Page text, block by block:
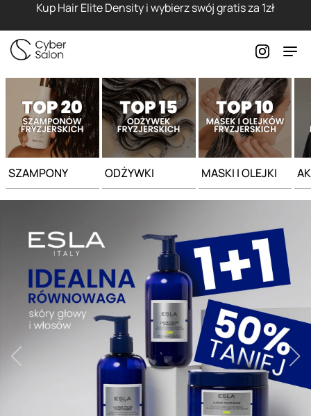
Kup Hair Elite Density i wybierz swój gratis za 1zł
SZAMPONY ODŻYWKI MASKI I OLEJKI
Strona główna - Cyber Salon